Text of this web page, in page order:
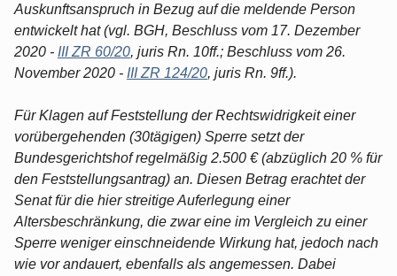
Auskunftsanspruch in Bezug auf die meldende Person
entwickelt hat (vgl. BGH, Beschluss vom 17. Dezember
2020 - III ZR 60/20, juris Rn. 10ff.; Beschluss vom 26.
November 2020 - III ZR 124/20, juris Rn. 9ff.).
Für Klagen auf Feststellung der Rechtswidrigkeit einer
vorübergehenden (30tägigen) Sperre setzt der
Bundesgerichtshof regelmäßig 2.500 € (abzüglich 20 % für
den Feststellungsantrag) an. Diesen Betrag erachtet der
Senat für die hier streitige Auferlegung einer
Altersbeschränkung, die zwar eine im Vergleich zu einer
Sperre weniger einschneidende Wirkung hat, jedoch nach
wie vor andauert, ebenfalls als angemessen. Dabei